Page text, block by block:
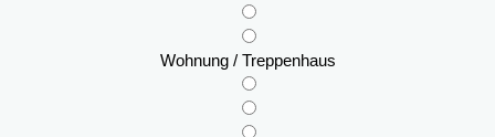
Wohnung / Treppenhaus